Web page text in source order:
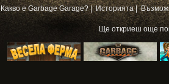
Какво е Garbage Garage? | Историята |
Ще откриеш още